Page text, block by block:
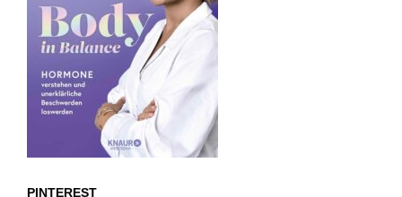
PINTEREST